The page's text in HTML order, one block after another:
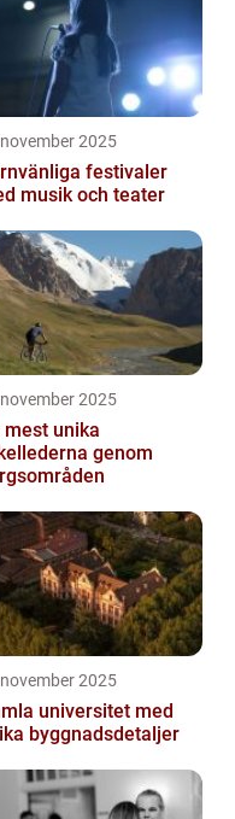
2025
festivaler
musik och teater
2025
mest unika
genom
2025
universitet med
byggnadsdetaljer